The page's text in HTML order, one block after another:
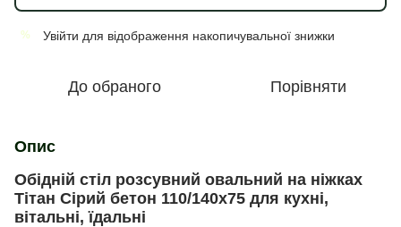
% Увійти для відображення накопичувальної знижки
До обраного Порівняти
Опис
Обідній стіл розсувний овальний на ніжках
Тітан Сірий бетон 110/140х75 для кухні,
вітальні, їдальні